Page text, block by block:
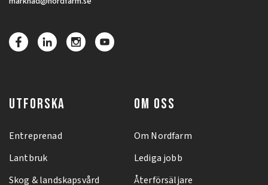
UTFORSKA
Entreprenad
Lantbruk
Skog & landskapsvård
OM OSS
Om Nordfarm
Lediga jobb
Återförsäljare